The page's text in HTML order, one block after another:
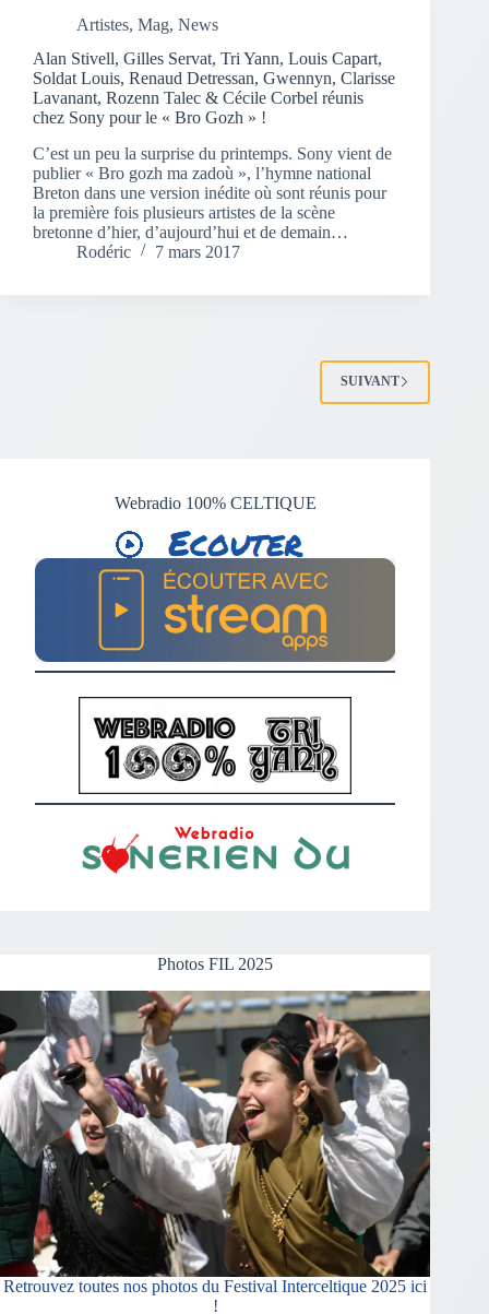
Artistes, Mag, News
Alan Stivell, Gilles Servat, Tri Yann, Louis Capart,
Soldat Louis, Renaud Detressan, Gwennyn, Clarisse
Lavanant, Rozenn Talec & Cécile Corbel réunis
chez Sony pour le « Bro Gozh » !
C’est un peu la surprise du printemps. Sony vient de
publier « Bro gozh ma zadoù », l’hymne national
Breton dans une version inédite où sont réunis pour
la première fois plusieurs artistes de la scène
bretonne d’hier, d’aujourd’hui et de demain…
Rodéric
7 mars 2017
SUIVANT
Webradio 100% CELTIQUE
Photos FIL 2025
Retrouvez toutes nos photos du Festival Interceltique 2025 ici
!